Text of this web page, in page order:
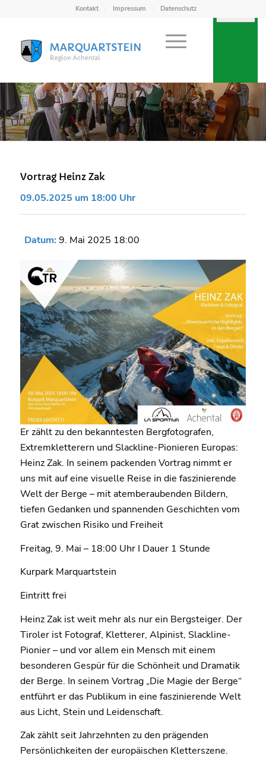
Kontakt Impressum Datenschutz
Vortrag Heinz Zak
09.05.2025 um 18:00 Uhr
Datum: 9. Mai 2025 18:00
Er zählt zu den bekanntesten Bergfotografen,
Extremkletterern und Slackline-Pionieren Europas:
Heinz Zak. In seinem packenden Vortrag nimmt er
uns mit auf eine visuelle Reise in die faszinierende
Welt der Berge – mit atemberaubenden Bildern,
tiefen Gedanken und spannenden Geschichten vom
Grat zwischen Risiko und Freiheit
Freitag, 9. Mai – 18:00 Uhr I Dauer 1 Stunde
Kurpark Marquartstein
Eintritt frei
Heinz Zak ist weit mehr als nur ein Bergsteiger. Der
Tiroler ist Fotograf, Kletterer, Alpinist, Slackline-
Pionier – und vor allem ein Mensch mit einem
besonderen Gespür für die Schönheit und Dramatik
der Berge. In seinem Vortrag „Die Magie der Berge“
entführt er das Publikum in eine faszinierende Welt
aus Licht, Stein und Leidenschaft.
Zak zählt seit Jahrzehnten zu den prägenden
Persönlichkeiten der europäischen Kletterszene.